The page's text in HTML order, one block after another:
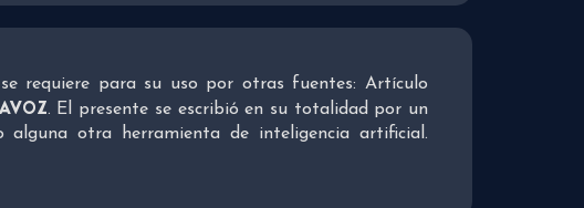
requiere para su uso por otras fuentes: Artículo
. El presente se escribió en su totalidad por un
alguna otra herramienta de inteligencia artificial.